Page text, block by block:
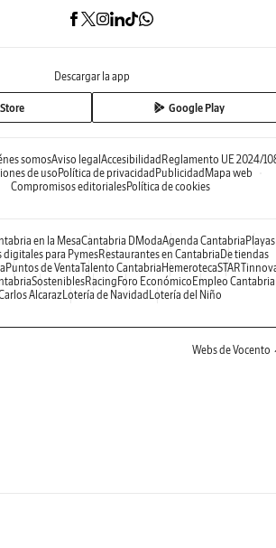
Descargar la app
Google Play
somosAviso legal Accesibilidad Reglamento UE 2024/
de usoPolítica de privacidad Publicidad Mapa web
Compromisos editorialesPolítica de cookies
en la MesaCantabria DModaAgenda Cantabria Playas
digitales para PymesRestaurantes en Cantabria De tiendas
Puntos de VentaTalento Cantabria Hemeroteca
SosteniblesRacing Foro Económico Empleo Cantabria
AlcarazLotería de Navidad Lotería del Niño
Webs de Vocento